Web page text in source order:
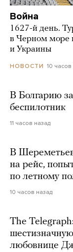
Война
1627-й день.
в Черном море
и Украины
НОВОСТИ 10 часов
В Болгарию
беспилотник
11 часов назад
В
на рейс,
по летному
10 часов назад
The
любовнице